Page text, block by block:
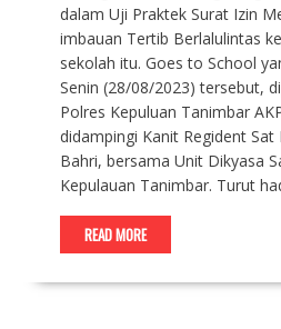
dalam Uji Praktek Surat Izin
imbauan Tertib Berlalulintas
sekolah itu. Goes to School
Senin (28/08/2023) tersebut,
Polres Kepuluan Tanimbar
didampingi Kanit Regident Sat
Bahri, bersama Unit Dikyasa
Kepulauan Tanimbar. Turut
READ MORE